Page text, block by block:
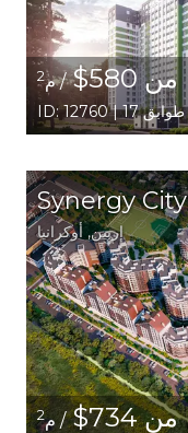
من 580$ / م2
ID: 12760 | 17 طوابق
Synergy City
إربين,أوكرانيا
من 734$ / م2